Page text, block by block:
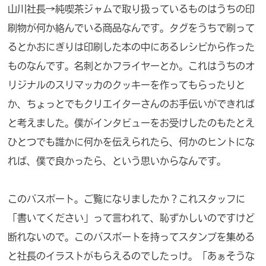
山川社長→純喫茶ジャムで取り扱っているものはうちの印
刷物が何か絡んでいる商品なんです。タグをうちで刷って
るとかおにぎりは印刷した本の中にあるレシピから作った
ものなんです。名刺とかフライヤーとか。これはうちのオ
リジナルのスリマッカのクッキーを作ってもらったりと
か、ちょっとでもクリエイターさんのお手伝いができれば
と考えました。僕がインタビューをお受けしたのもたとえ
ひとつでも誰かに何かを伝えられたら、何かのヒントにな
れば、僕で良かったら、という思いからなんです。
このパスポート。ご覧になりましたか？これスタッフに
「書いてください」って言われて、恥ずかしいのですけど
断れないので。このパスポートを持ってスタンプを集める
と社長のイラストがもらえるのでしたっけ。「あぁそうな